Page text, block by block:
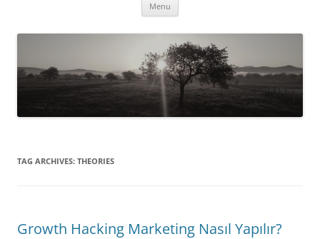
Menu
TAG ARCHIVES: THEORIES
Growth Hacking Marketing Nasıl Yapılır?